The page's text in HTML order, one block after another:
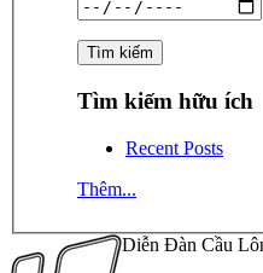
Tìm kiếm hữu ích
Recent Posts
Thêm...
Diễn Đàn Cầu